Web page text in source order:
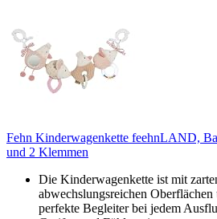
Fehn Kinderwagenkette feehnLAND,
und 2 Klemmen
Die Kinderwagenkette ist mit
abwechslungsreichen
perfekte Begleiter bei jedem